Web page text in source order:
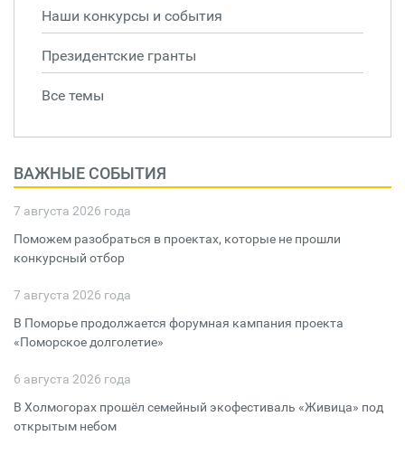
Наши конкурсы и события
Президентские гранты
Все темы
ВАЖНЫЕ СОБЫТИЯ
7 августа 2026 года
Поможем разобраться в проектах, которые не прошли
конкурсный отбор
7 августа 2026 года
В Поморье продолжается форумная кампания проекта
«Поморское долголетие»
6 августа 2026 года
В Холмогорах прошёл семейный экофестиваль «Живица» под
открытым небом